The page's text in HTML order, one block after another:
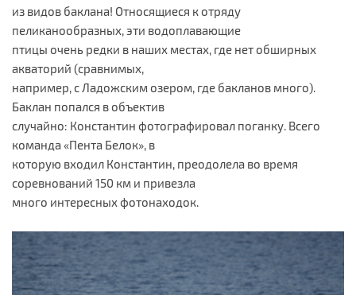
из видов баклана! Относящиеся к отряду
пеликанообразных, эти водоплавающие
птицы очень редки в наших местах, где нет обширных
акваторий (сравнимых,
например, с Ладожским озером, где бакланов много).
Баклан попался в объектив
случайно: Константин фотографировал поганку. Всего
команда «Пента Белок», в
которую входил Константин, преодолела во время
соревнований 150 км и привезла
много интересных фотонаходок.